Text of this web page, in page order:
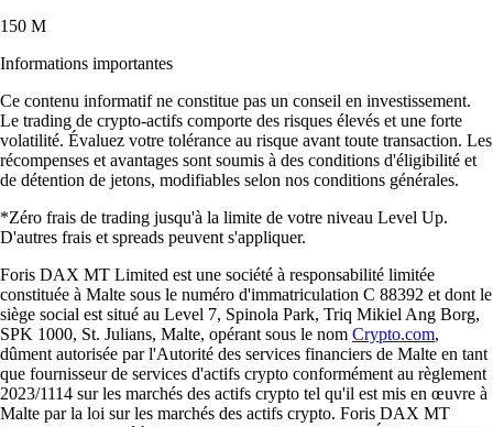
150 M
Informations importantes
Ce contenu informatif ne constitue pas un conseil en investissement.
Le trading de crypto-actifs comporte des risques élevés et une forte
volatilité. Évaluez votre tolérance au risque avant toute transaction. Les
récompenses et avantages sont soumis à des conditions d'éligibilité et
de détention de jetons, modifiables selon nos conditions générales.
*Zéro frais de trading jusqu'à la limite de votre niveau Level Up.
D'autres frais et spreads peuvent s'appliquer.
Foris DAX MT Limited est une société à responsabilité limitée
constituée à Malte sous le numéro d'immatriculation C 88392 et dont le
siège social est situé au Level 7, Spinola Park, Triq Mikiel Ang Borg,
SPK 1000, St. Julians, Malte, opérant sous le nom Crypto.com,
dûment autorisée par l'Autorité des services financiers de Malte en tant
que fournisseur de services d'actifs crypto conformément au règlement
2023/1114 sur les marchés des actifs crypto tel qu'il est mis en œuvre à
Malte par la loi sur les marchés des actifs crypto. Foris DAX MT